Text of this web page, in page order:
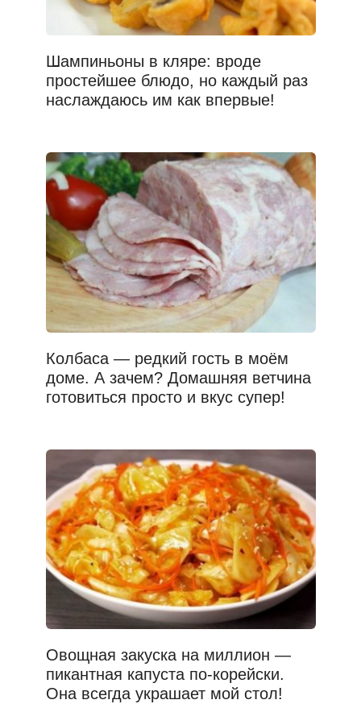
Шампиньоны в кляре: вроде
простейшее блюдо, но каждый раз
наслаждаюсь им как впервые!
Колбаса — редкий гость в моём
доме. А зачем? Домашняя ветчина
готовиться просто и вкус супер!
Овощная закуска на миллион —
пикантная капуста по-корейски.
Она всегда украшает мой стол!